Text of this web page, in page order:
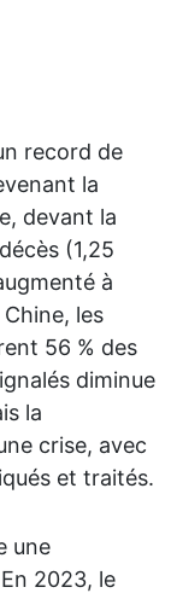
record de
la
devant la
(1,25
à
Chine, les
56 % des
diminue
la
crise, avec
et traités.
une
2023, le